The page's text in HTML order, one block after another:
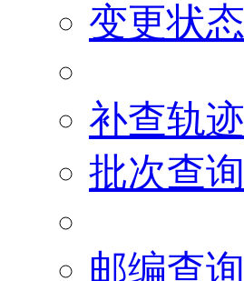
变更状态
补查轨迹
批次查询
邮编查询